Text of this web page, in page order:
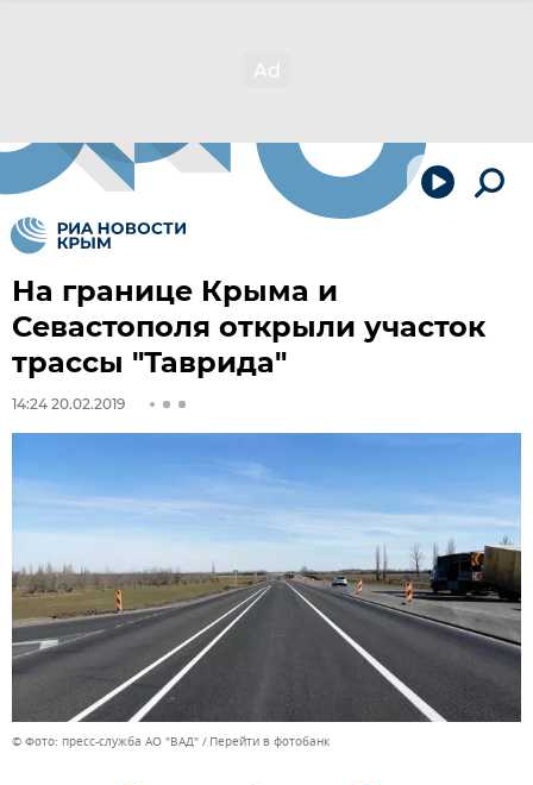
На границе Крыма и
Севастополя открыли участок
трассы "Таврида"
14:24 20.02.2019
© Фото: пресс-служба АО "ВАД" Перейти в фотобанк